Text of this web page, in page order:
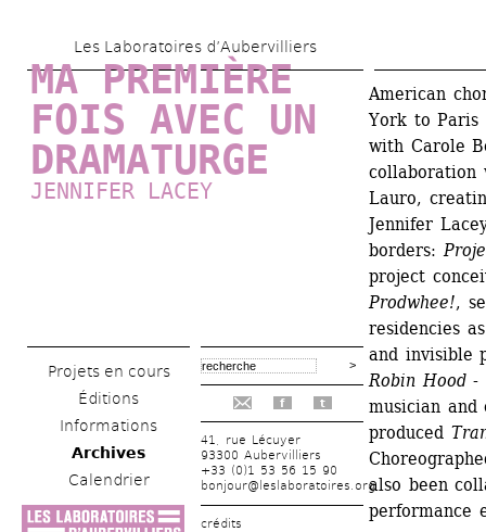
au
contenu
principal
Les Laboratoires d’Aubervilliers
MA PREMIÈRE
FOIS AVEC UN
DRAMATURGE
JENNIFER LACEY
Projets en cours
Éditions
Informations
Archives
Calendrier
f t
41, rue Lécuyer
93300 Aubervilliers
+33 (0)1 53 56 15 90
bonjour@leslaboratoires.org
crédits
American
York to Paris
with Carole
collaboration
Lauro,
Jennifer
borders:
project
Prodwhee!,
residencies
and invisible
Robin Hood -
musician
produced
also been
performance